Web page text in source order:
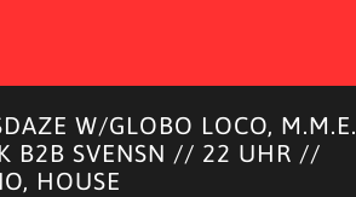
W/GLOBO LOCO, M.M.E.
B2B SVENSN // 22 UHR //
HOUSE